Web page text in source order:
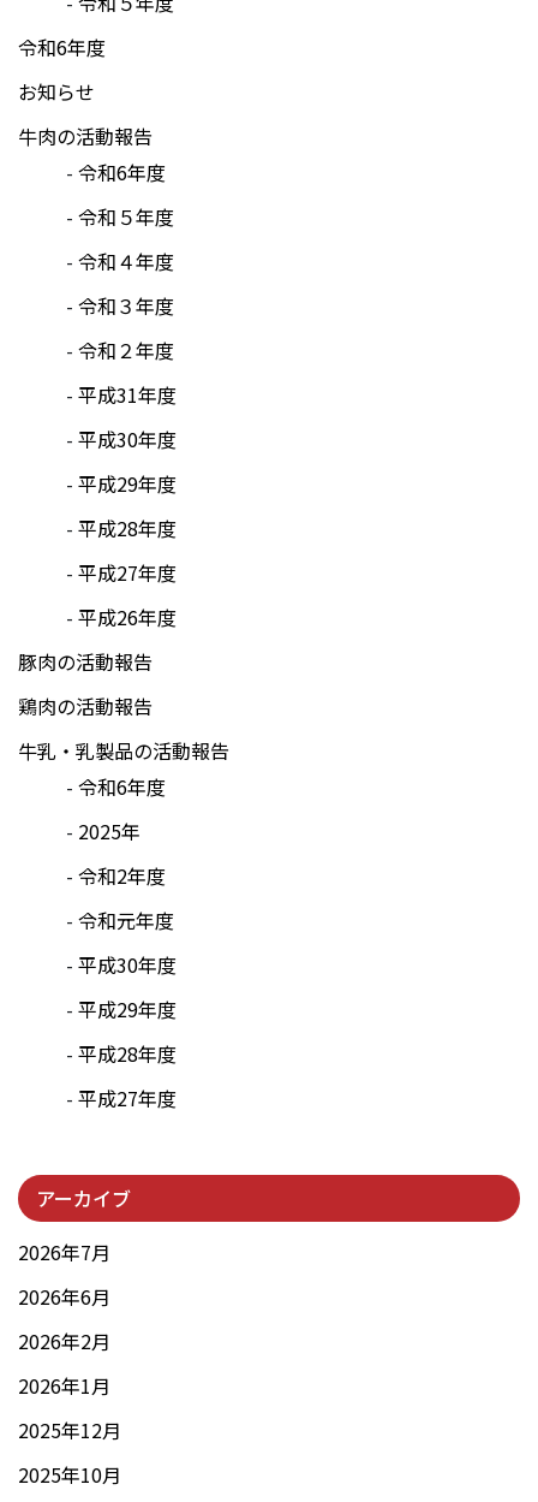
令和6年度
お知らせ
牛肉の活動報告
令和6年度
令和５年度
令和４年度
令和３年度
令和２年度
平成31年度
平成30年度
平成29年度
平成28年度
平成27年度
平成26年度
豚肉の活動報告
鶏肉の活動報告
牛乳・乳製品の活動報告
令和6年度
2025年
令和2年度
令和元年度
平成30年度
平成29年度
平成28年度
平成27年度
アーカイブ
2026年7月
2026年6月
2026年2月
2026年1月
2025年12月
2025年10月